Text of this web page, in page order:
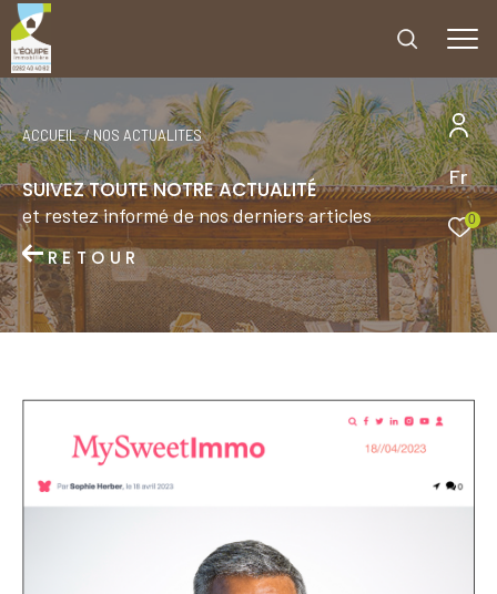
Fr
0
ACCUEIL NOS ACTUALITES
SUIVEZ TOUTE NOTRE ACTUALITÉ
et restez informé de nos derniers articles
RETOUR